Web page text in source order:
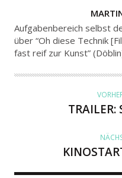
U
T
O
Aufgabenbereich selbst
über “Oh diese Technik
fast reif zur Kunst”
TRAILER: